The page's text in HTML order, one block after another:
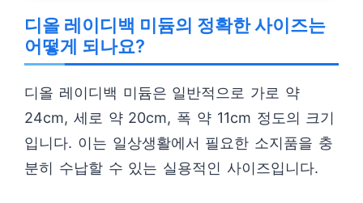
디올 레이디백 미듐의 정확한 사이즈는
어떻게 되나요?
디올 레이디백 미듐은 일반적으로 가로 약
24cm, 세로 약 20cm, 폭 약 11cm 정도의 크기
입니다. 이는 일상생활에서 필요한 소지품을 충
분히 수납할 수 있는 실용적인 사이즈입니다.